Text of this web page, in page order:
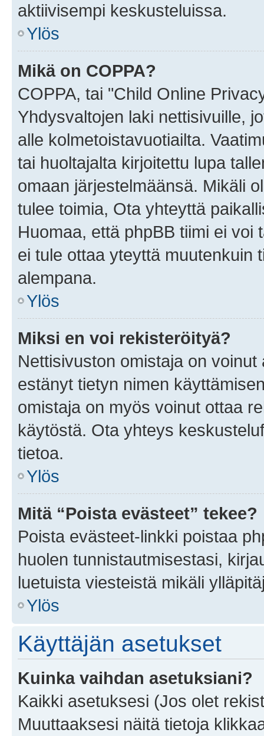
aktiivisempi keskusteluissa.
Ylös
Mikä on COPPA?
COPPA, tai "Child Online
Yhdysvaltojen laki nettisivuille,
alle kolmetoistavuotiailta.
tai huoltajalta kirjoitettu lupa
omaan järjestelmäänsä. Mikäli
tulee toimia, Ota yhteyttä
Huomaa, että phpBB tiimi ei
ei tule ottaa yteyttä muutenkuin
alempana.
Ylös
Miksi en voi rekisteröityä?
Nettisivuston omistaja on
estänyt tietyn nimen
omistaja on myös voinut ottaa
käytöstä. Ota yhteys
tietoa.
Ylös
Mitä “Poista evästeet” tekee?
Poista evästeet-linkki poistaa
huolen tunnistautmisestasi,
luetuista viesteistä mikäli
Ylös
Käyttäjän asetukset
Kuinka vaihdan asetuksiani?
Kaikki asetuksesi (Jos olet
Muuttaaksesi näitä tietoja